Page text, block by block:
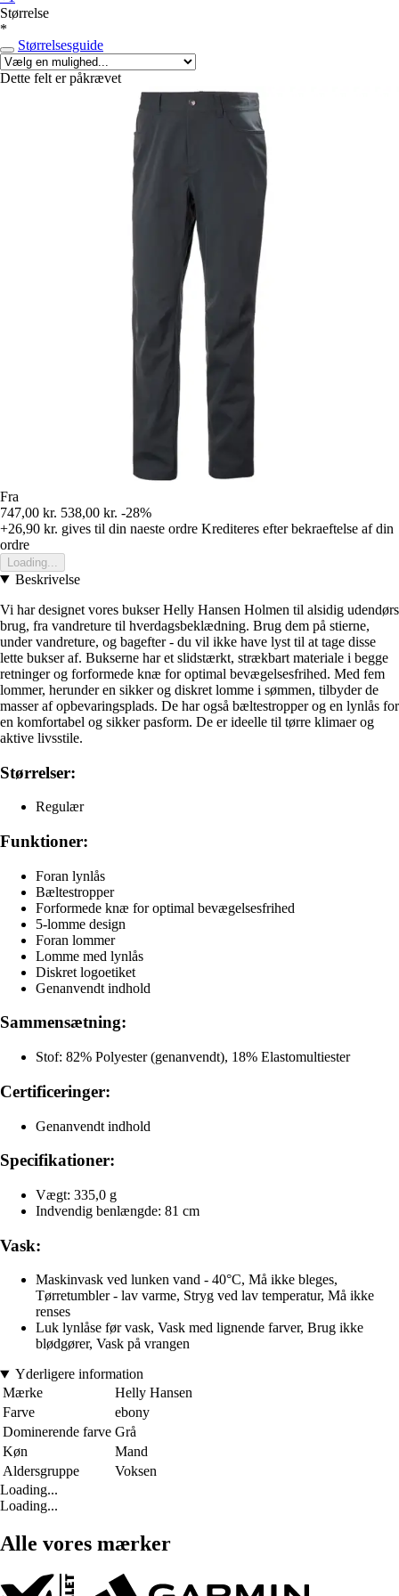
Størrelse
*
Størrelsesguide
Dette felt er påkrævet
Fra
747,00 kr. 538,00 kr. -28%
+26,90 kr. gives til din naeste ordre Krediteres efter bekraeftelse af din
ordre
Loading...
Beskrivelse
Vi har designet vores bukser Helly Hansen Holmen til alsidig udendørs
brug, fra vandreture til hverdagsbeklædning. Brug dem på stierne,
under vandreture, og bagefter - du vil ikke have lyst til at tage disse
lette bukser af. Bukserne har et slidstærkt, strækbart materiale i begge
retninger og forformede knæ for optimal bevægelsesfrihed. Med fem
lommer, herunder en sikker og diskret lomme i sømmen, tilbyder de
masser af opbevaringsplads. De har også bæltestropper og en lynlås for
en komfortabel og sikker pasform. De er ideelle til tørre klimaer og
aktive livsstile.
Størrelser:
Regulær
Funktioner:
Foran lynlås
Bæltestropper
Forformede knæ for optimal bevægelsesfrihed
5-lomme design
Foran lommer
Lomme med lynlås
Diskret logoetiket
Genanvendt indhold
Sammensætning:
Stof: 82% Polyester (genanvendt), 18% Elastomultiester
Certificeringer:
Genanvendt indhold
Specifikationer:
Vægt: 335,0 g
Indvendig benlængde: 81 cm
Vask:
Maskinvask ved lunken vand - 40°C, Må ikke bleges,
Tørretumbler - lav varme, Stryg ved lav temperatur, Må ikke
renses
Luk lynlåse før vask, Vask med lignende farver, Brug ikke
blødgører, Vask på vrangen
Yderligere information
Mærke
Helly Hansen
Farve
ebony
Dominerende farve Grå
Køn
Mand
Aldersgruppe
Voksen
Loading...
Loading...
Alle vores mærker